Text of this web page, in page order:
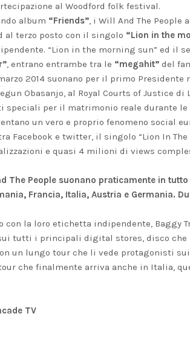
al Woodford folk festival.
album “Friends”, i Will And The People
al terzo posto con il singolo “Lion in the
“Lion in the morning sun” ed il
, entrano entrambe tra le “megahit” del
2014 suonano per il primo Presidente
Obasanjo, al Royal Courts of Justice di
speciali per il matrimonio reale durante
un vero e proprio fenomeno social
Facebook e twitter, il singolo “Lion In
e quasi 4 milioni di views
The People suonano praticamente in
Francia, Italia, Austria e Germania.
con la loro etichetta indipendente, Baggy
tutti i principali digital stores, disco che
un lungo tour che li vede protagonisti
che finalmente arriva anche in Italia,
TV